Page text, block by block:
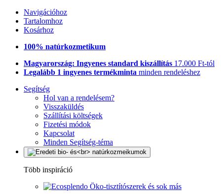
Navigációhoz
Tartalomhoz
Kosárhoz
100% natúrkozmetikum
Magyarország: Ingyenes standard kiszállítás 17.000 Ft-tól
Legalább 1 ingyenes termékminta minden rendeléshez
Segítség
Hol van a rendelésem?
Visszaküldés
Szállítási költségek
Fizetési módok
Kapcsolat
Minden Segítség-téma
Több inspiráció
Öko-tisztítószerek és sok más